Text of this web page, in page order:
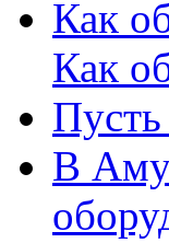
Как
Как
В